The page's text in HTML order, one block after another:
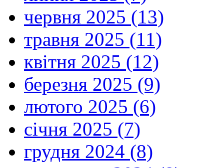
червня 2025 (13)
травня 2025 (11)
квітня 2025 (12)
березня 2025 (9)
лютого 2025 (6)
січня 2025 (7)
грудня 2024 (8)